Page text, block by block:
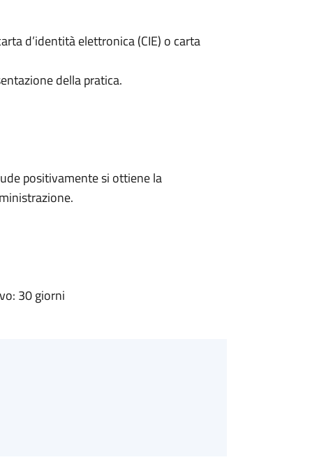
d’identità elettronica (CIE) o carta
della pratica.
positivamente si ottiene la
30 giorni